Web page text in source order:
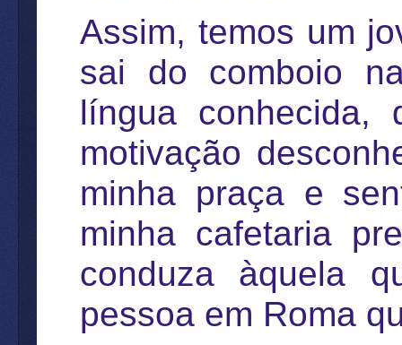
Assim, temos um
sai do comboio
língua
motivação
minha praça e
minha cafetaria
conduza àquela
pessoa em Roma